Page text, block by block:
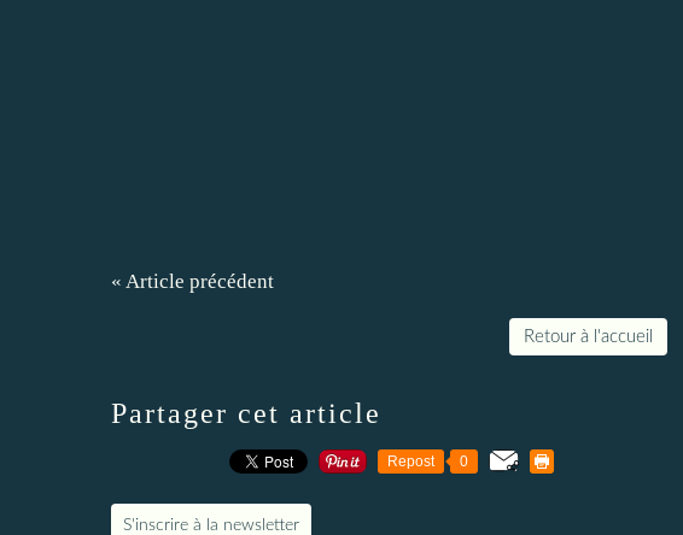
« Article précédent
Retour à l'accueil
Partager cet article
Repost 0
S'inscrire à la newsletter